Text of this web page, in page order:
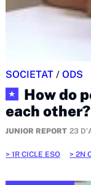
SOCIETAT / ODS
★
How do
each other?
JUNIOR REPORT 23
1R CICLE ESO 2N